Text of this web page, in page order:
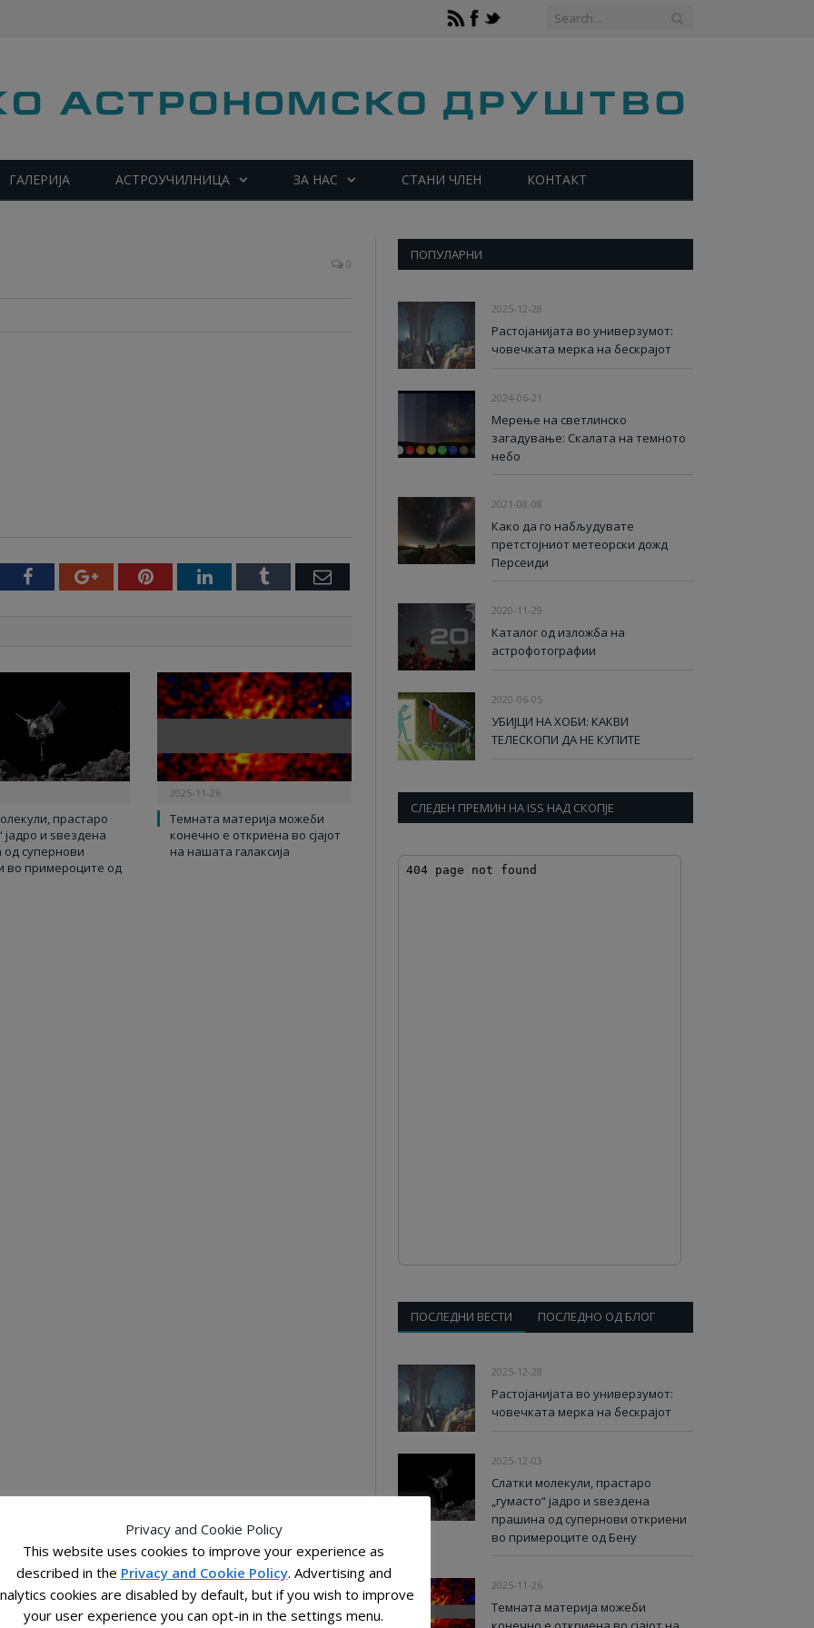
ГАЛЕРИЈА АСТРОУЧИЛНИЦА ЗА НАС СТАНИ ЧЛЕН КОНТАКТ
0
FacebookGoogle+Pinterest
LinkedInTumblrEmail
прастаро
јадро и ѕвездена
супернови
во примероците од
2025-11-26
Темната материја можеби
конечно е откриена во сјајот
на нашата галаксија
ПОПУЛАРНИ
2025-12-28
Растојанијата во универзумот:
човечката мерка на бескрајот
2024-06-21
Мерење на светлинско
загадување: Скалата на темното
небо
2021-08-08
Како да го набљудувате
претстојниот метеорски дожд
Персеиди
2020-11-29
Каталог од изложба на
астрофотографии
2020-06-05
УБИЈЦИ НА ХОБИ: КАКВИ
ТЕЛЕСКОПИ ДА НЕ КУПИТЕ
СЛЕДЕН ПРЕМИН НА ISS НАД СКОПЈЕ
ПОСЛЕДНИ ВЕСТИ ПОСЛЕДНО ОД БЛОГ
2025-12-28
Растојанијата во универзумот:
човечката мерка на бескрајот
2025-12-03
Слатки молекули, прастаро
„гумасто“ јадро и ѕвездена
прашина од супернови откриени
во примероците од Бену
2025-11-26
Темната материја можеби
Privacy and Cookie Policy
This website uses cookies to improve your experience as
described in the Privacy and Cookie Policy. Advertising and
cookies are disabled by default, but if you wish to improve
your user experience you can opt-in in the settings menu.